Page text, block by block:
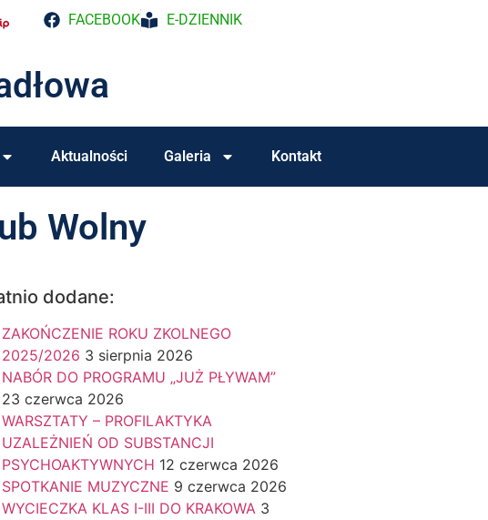
FACEBOOK E-DZIENNIK
Aktualności Galeria Kontakt
Wolny
dodane:
ZAKOŃCZENIE ROKU ZKOLNEGO
2025/2026 3 sierpnia 2026
NABÓR DO PROGRAMU „JUŻ PŁYWAM”
23 czerwca 2026
WARSZTATY – PROFILAKTYKA
UZALEŻNIEŃ OD SUBSTANCJI
PSYCHOAKTYWNYCH 12 czerwca 2026
SPOTKANIE MUZYCZNE 9 czerwca 2026
WYCIECZKA KLAS I-III DO KRAKOWA 3